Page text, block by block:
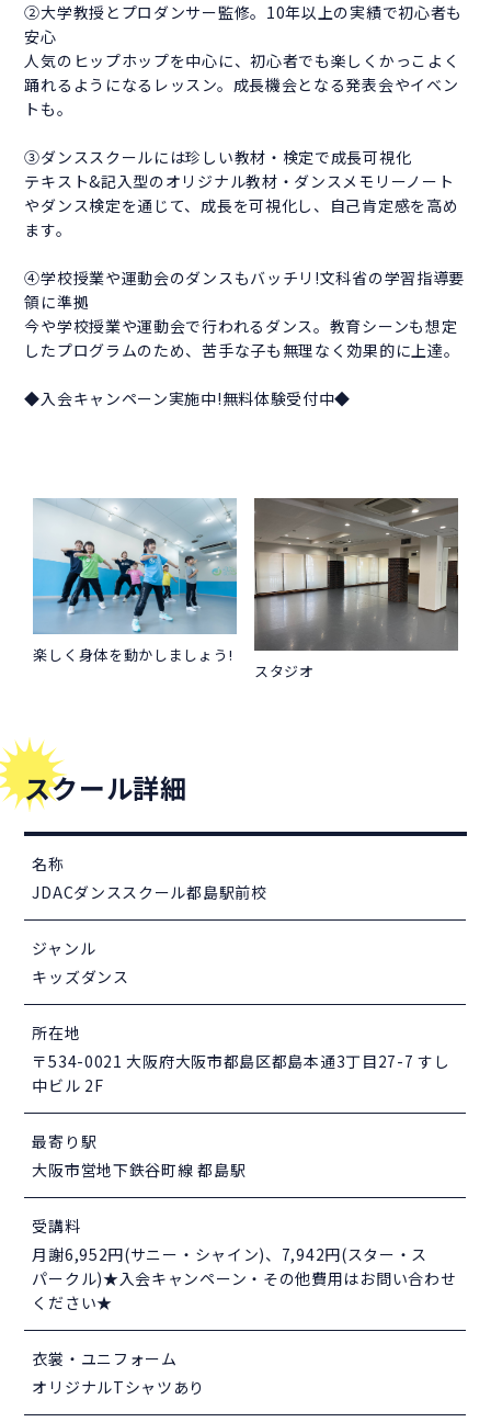
②大学教授とプロダンサー監修。10年以上の実績で初心者も
安心
人気のヒップホップを中心に、初心者でも楽しくかっこよく
踊れるようになるレッスン。成長機会となる発表会やイベン
トも。
③ダンススクールには珍しい教材・検定で成長可視化
テキスト&記入型のオリジナル教材・ダンスメモリーノート
やダンス検定を通じて、成長を可視化し、自己肯定感を高め
ます。
④学校授業や運動会のダンスもバッチリ!文科省の学習指導要
領に準拠
今や学校授業や運動会で行われるダンス。教育シーンも想定
したプログラムのため、苦手な子も無理なく効果的に上達。
◆入会キャンペーン実施中!無料体験受付中◆
楽しく身体を動かしましょう!
スタジオ
スクール詳細
名称
JDACダンススクール都島駅前校
ジャンル
キッズダンス
所在地
〒534-0021 大阪府大阪市都島区都島本通3丁目27-7 すし
中ビル 2F
最寄り駅
大阪市営地下鉄谷町線 都島駅
受講料
月謝6,952円(サニー・シャイン)、7,942円(スター・ス
パークル)★入会キャンペーン・その他費用はお問い合わせ
ください★
衣裳・ユニフォーム
オリジナルTシャツあり